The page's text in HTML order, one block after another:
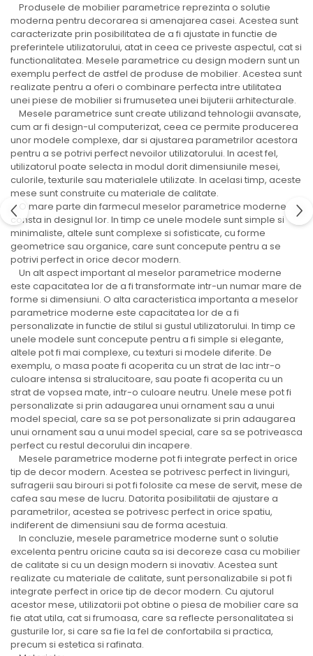
Produsele de mobilier parametrice reprezinta o solutie
moderna pentru decorarea si amenajarea casei. Acestea sunt
caracterizate prin posibilitatea de a fi ajustate in functie de
preferintele utilizatorului, atat in ceea ce priveste aspectul, cat si
functionalitatea. Mesele parametrice cu design modern sunt un
exemplu perfect de astfel de produse de mobilier. Acestea sunt
realizate pentru a oferi o combinare perfecta intre utilitatea
unei piese de mobilier si frumusetea unei bijuterii arhitecturale.
Mesele parametrice sunt create utilizand tehnologii avansate,
cum ar fi design-ul computerizat, ceea ce permite producerea
unor modele complexe, dar si ajustarea parametrilor acestora
pentru a se potrivi perfect nevoilor utilizatorului. In acest fel,
utilizatorul poate selecta in modul dorit dimensiunile mesei,
culorile, texturile sau materialele utilizate. In acelasi timp, aceste
mese sunt construite cu materiale de calitate.
O mare parte din farmecul meselor parametrice moderne
consta in designul lor. In timp ce unele modele sunt simple si
minimaliste, altele sunt complexe si sofisticate, cu forme
geometrice sau organice, care sunt concepute pentru a se
potrivi perfect in orice decor modern.
Un alt aspect important al meselor parametrice moderne
este capacitatea lor de a fi transformate intr-un numar mare de
forme si dimensiuni. O alta caracteristica importanta a meselor
parametrice moderne este capacitatea lor de a fi
personalizate in functie de stilul si gustul utilizatorului. In timp ce
unele modele sunt concepute pentru a fi simple si elegante,
altele pot fi mai complexe, cu texturi si modele diferite. De
exemplu, o masa poate fi acoperita cu un strat de lac intr-o
culoare intensa si stralucitoare, sau poate fi acoperita cu un
strat de vopsea mate, intr-o culoare neutru. Unele mese pot fi
personalizate si prin adaugarea unui ornament sau a unui
model special, care sa se pot personalizate si prin adaugarea
unui ornament sau a unui model special, care sa se potriveasca
perfect cu restul decorului din incapere.
Mesele parametrice moderne pot fi integrate perfect in orice
tip de decor modern. Acestea se potrivesc perfect in livinguri,
sufragerii sau birouri si pot fi folosite ca mese de servit, mese de
cafea sau mese de lucru. Datorita posibilitatii de ajustare a
parametrilor, acestea se potrivesc perfect in orice spatiu,
indiferent de dimensiuni sau de forma acestuia.
In concluzie, mesele parametrice moderne sunt o solutie
excelenta pentru oricine cauta sa isi decoreze casa cu mobilier
de calitate si cu un design modern si inovativ. Acestea sunt
realizate cu materiale de calitate, sunt personalizabile si pot fi
integrate perfect in orice tip de decor modern. Cu ajutorul
acestor mese, utilizatorii pot obtine o piesa de mobilier care sa
fie atat utila, cat si frumoasa, care sa reflecte personalitatea si
gusturile lor, si care sa fie la fel de confortabila si practica,
precum si estetica si rafinata.